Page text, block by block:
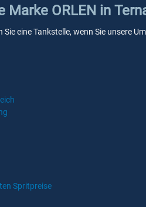
Marke ORLEN in
eine Tankstelle, wenn Sie unsere
Spritpreise